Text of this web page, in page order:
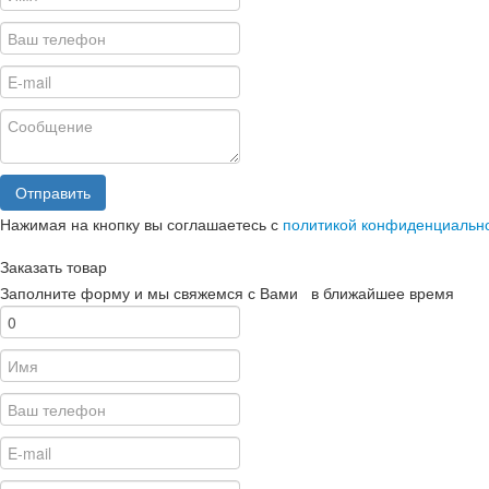
Отправить
Нажимая на кнопку вы соглашаетесь с политикой
Заказать товар
Заполните форму и мы свяжемся с Вами в ближайшее время